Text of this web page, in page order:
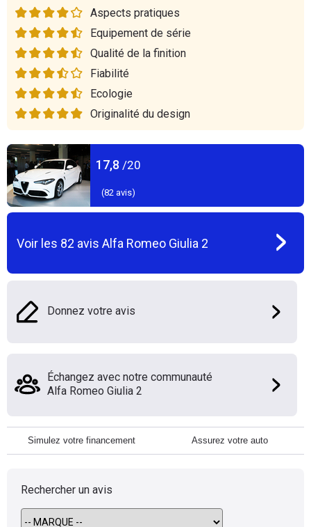
Aspects pratiques
Equipement de série
Qualité de la finition
Fiabilité
Ecologie
Originalité du design
17,8 /20
(82 avis)
Voir les 82 avis Alfa Romeo Giulia 2
Donnez votre avis
Échangez avec notre communauté
Alfa Romeo Giulia 2
Simulez votre financement Assurez votre auto
Rechercher un avis